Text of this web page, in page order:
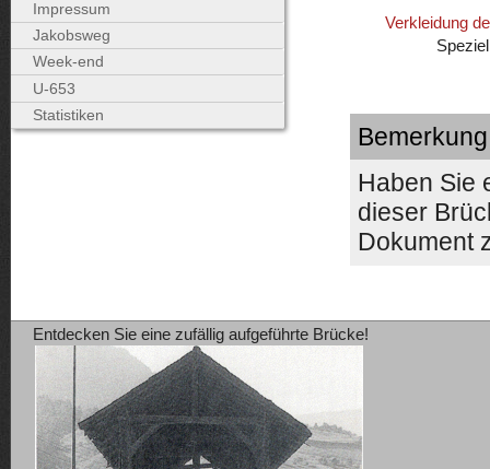
Verkleidung
Bemerkung
Haben Sie
dieser
Dokument
Impressum
Jakobsweg
Week-end
U-653
Statistiken
Entdecken Sie eine zufällig aufgeführte Brücke!